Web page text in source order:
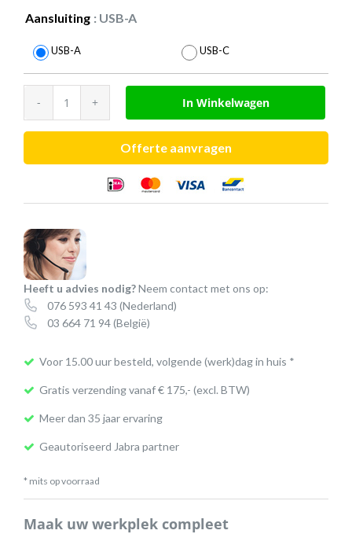
Aansluiting : USB-A
USB-A USB-C
Maak uw werkplek compleet
Link
-
adapter
aantal
In Winkelwagen
Offerte aanvragen
Heeft u advies nodig?Neem contact met ons op:
076 593 41 43 (Nederland)
03 664 71 94(België)
Voor 15.00 uur besteld, volgende (werk)dag in huis *
Gratis verzending vanaf € 175,- (excl. BTW)
Meer dan 35 jaar ervaring
Geautoriseerd Jabra partner
* mits op voorraad